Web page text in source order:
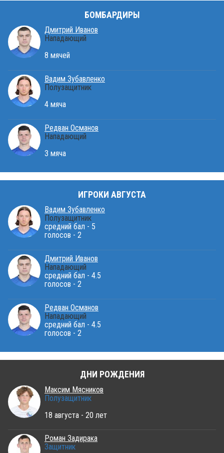
БОМБАРДИРЫ
Дмитрий Иванов
Нападающий
8 мячей
Вадим Зубавленко
Полузащитник
4 мяча
Редван Османов
Нападающий
3 мяча
ИГРОКИ АВГУСТА
Вадим Зубавленко
Полузащитник
средний бал - 5
голосов - 2
Дмитрий Иванов
Нападающий
средний бал - 4.5
голосов - 2
Редван Османов
Нападающий
средний бал - 4.5
голосов - 2
ДНИ РОЖДЕНИЯ
Максим Мясников
Полузащитник
18 августа - 20 лет
Роман Задирака
Защитник